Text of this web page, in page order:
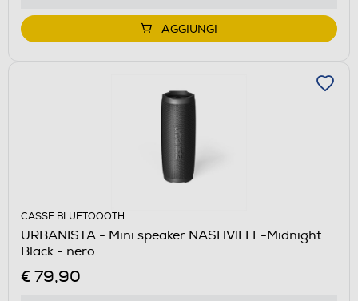
AGGIUNGI
CASSE BLUETOOOTH
URBANISTA - Mini speaker NASHVILLE-Midnight
Black - nero
€ 79,90